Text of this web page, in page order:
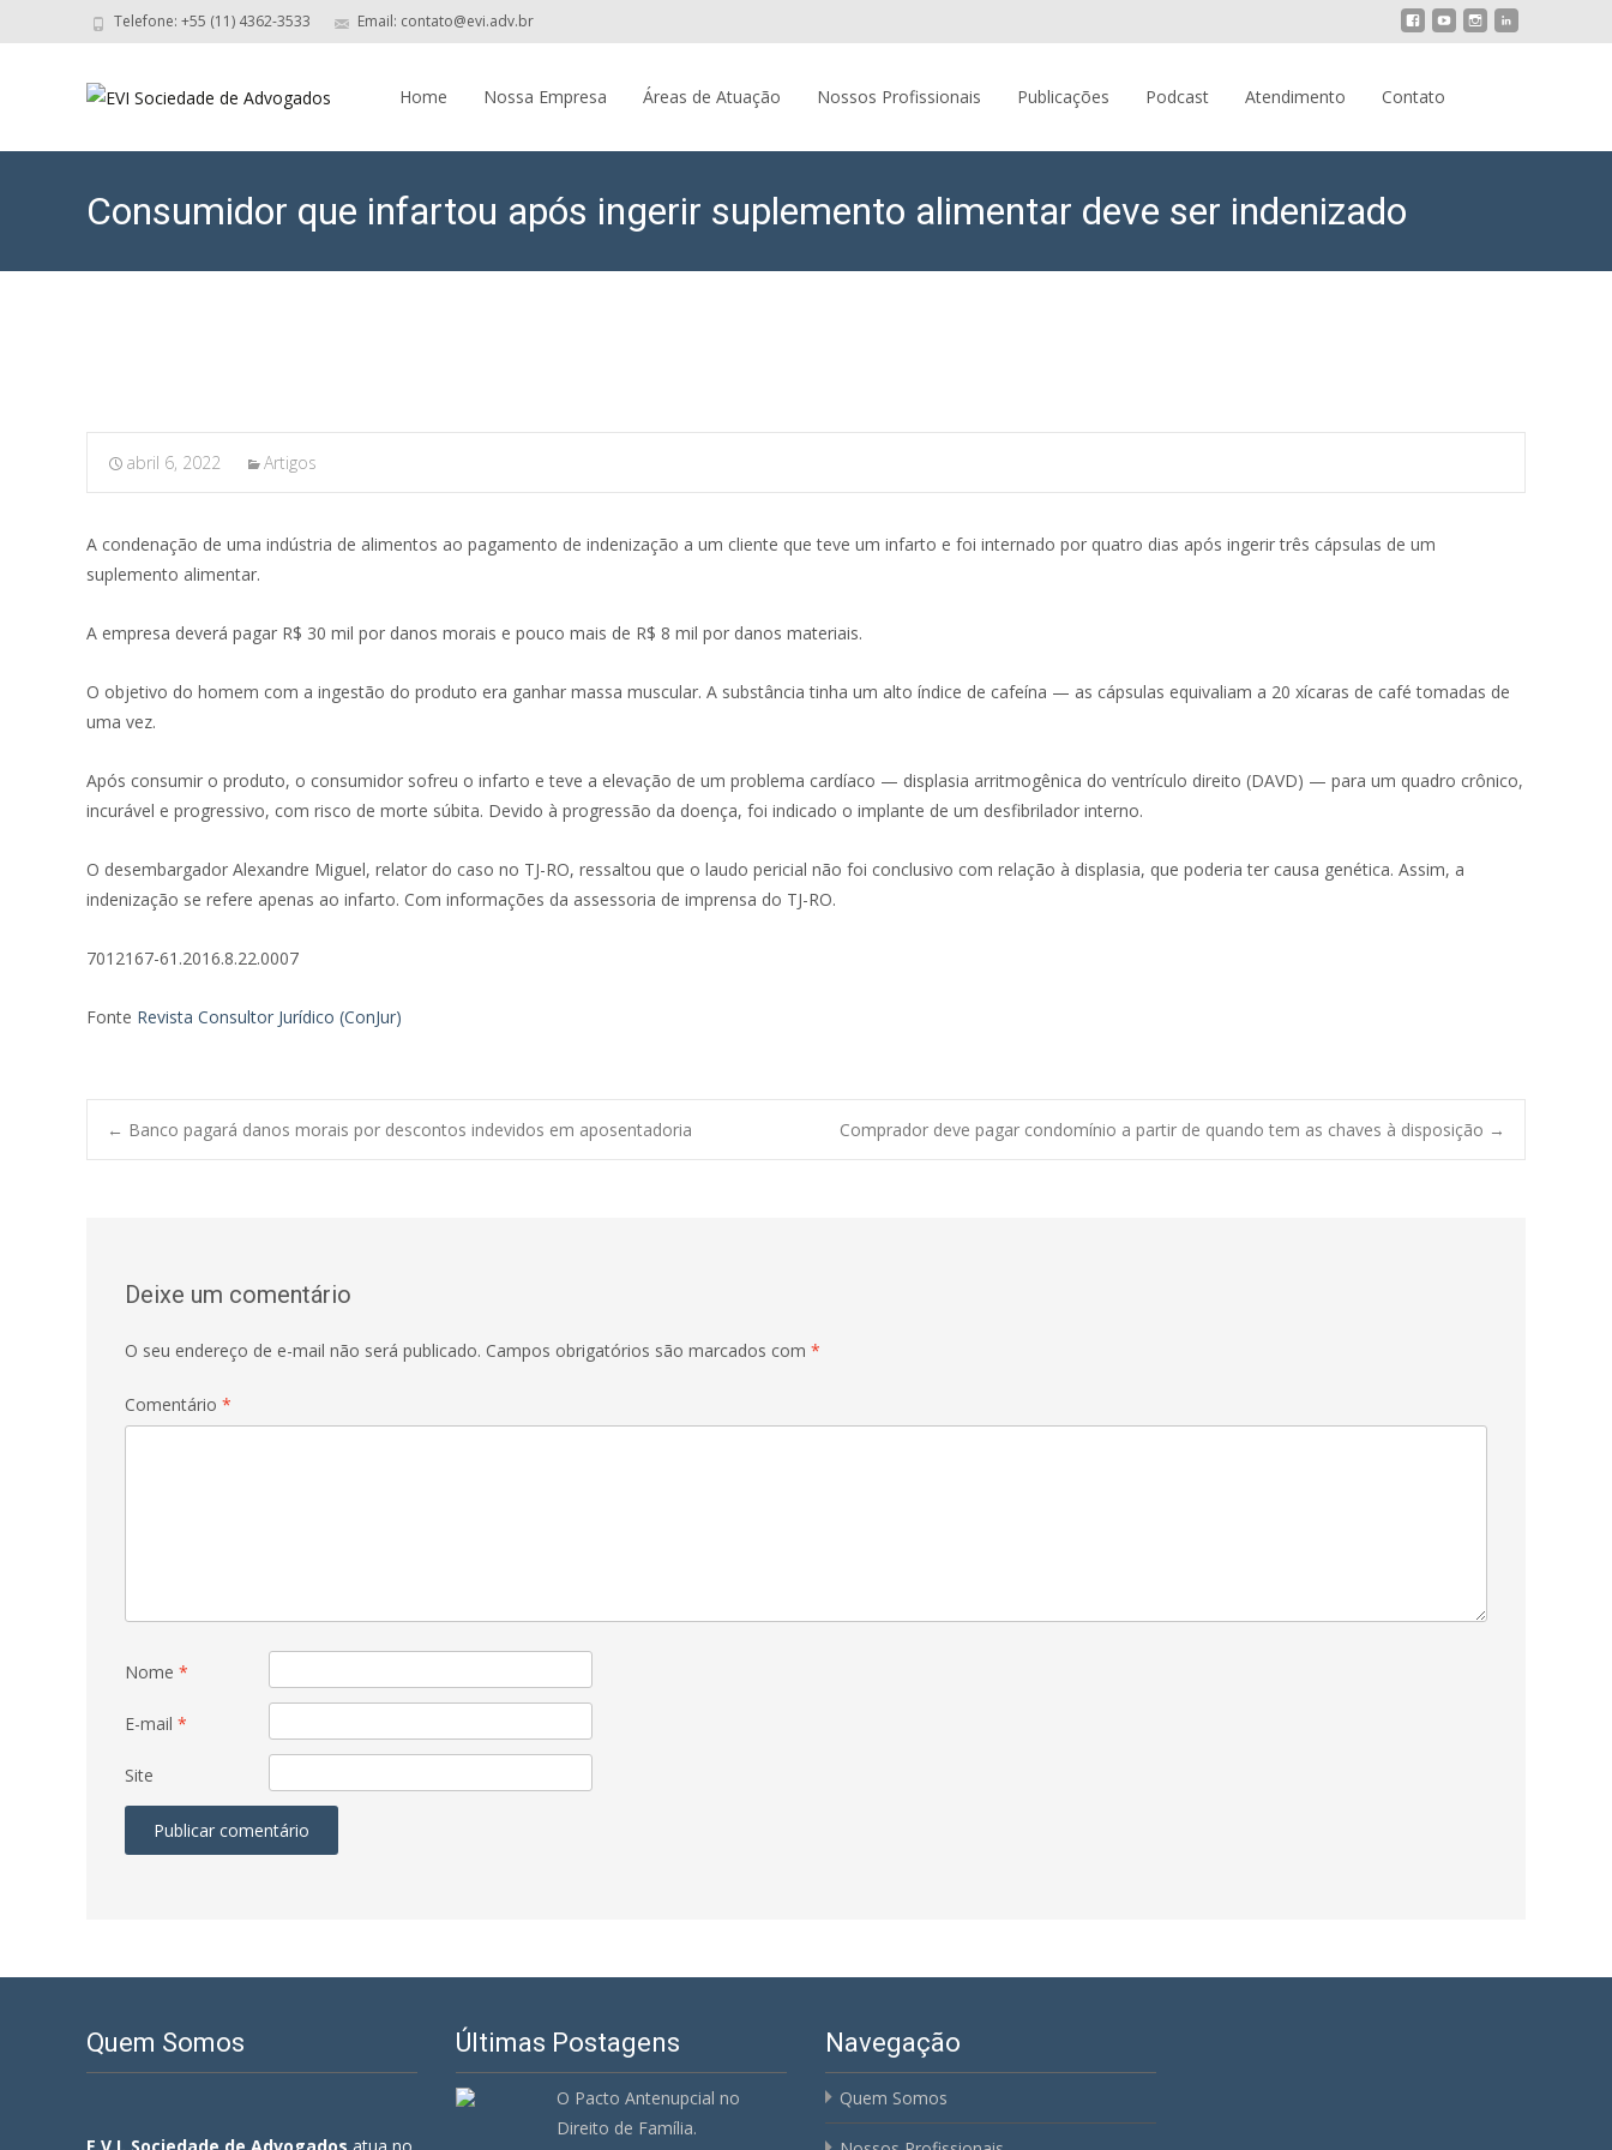
Telefone: +55 (11) 4362-3533 Email: contato@evi.adv.br
Home Nossa Empresa Áreas de Atuação Nossos Profissionais Publicações Podcast Atendimento Contato
Consumidor que infartou após ingerir suplemento alimentar deve ser indenizado
abril 6, 2022 Artigos
A condenação de uma indústria de alimentos ao pagamento de indenização a um cliente que teve um infarto e foi internado por quatro dias após ingerir três cápsulas de um
suplemento alimentar.
A empresa deverá pagar R$ 30 mil por danos morais e pouco mais de R$ 8 mil por danos materiais.
O objetivo do homem com a ingestão do produto era ganhar massa muscular. A substância tinha um alto índice de cafeína — as cápsulas equivaliam a 20 xícaras de café tomadas de
uma vez.
Após consumir o produto, o consumidor sofreu o infarto e teve a elevação de um problema cardíaco — displasia arritmogênica do ventrículo direito (DAVD) — para um quadro crônico,
incurável e progressivo, com risco de morte súbita. Devido à progressão da doença, foi indicado o implante de um desfibrilador interno.
O desembargador Alexandre Miguel, relator do caso no TJ-RO, ressaltou que o laudo pericial não foi conclusivo com relação à displasia, que poderia ter causa genética. Assim, a
indenização se refere apenas ao infarto. Com informações da assessoria de imprensa do TJ-RO.
7012167-61.2016.8.22.0007
Fonte Revista Consultor Jurídico (ConJur)
Post
← Banco pagará danos morais por descontos indevidos em aposentadoria Comprador deve pagar condomínio a partir de quando tem as chaves à disposição →
Deixe um comentário
O seu endereço de e-mail não será publicado. Campos obrigatórios são marcados com *
Comentário *
Nome *
E-mail *
Site
Quem Somos Últimas Postagens
O Pacto Antenupcial no
Direito de Família.
Navegação
Quem Somos